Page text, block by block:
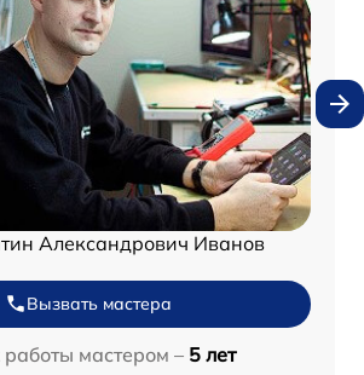
Александрович Иванов
Вызвать мастера
мастером – 5 лет